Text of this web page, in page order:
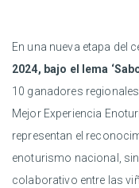
En una nueva etapa del
2024, bajo el lema
10 ganadores
Mejor Experiencia
representan el
enoturismo nacional,
colaborativo entre las